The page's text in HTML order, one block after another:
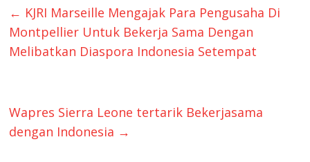
← KJRI Marseille Mengajak Para Pengusaha Di
Montpellier Untuk Bekerja Sama Dengan
Melibatkan Diaspora Indonesia Setempat
Wapres Sierra Leone tertarik Bekerjasama
dengan Indonesia →